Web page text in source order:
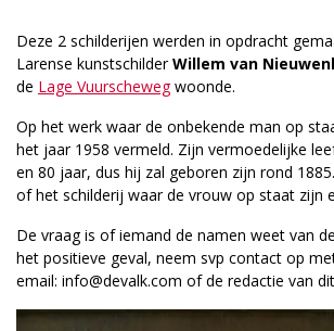
Deze 2 schilderijen werden in opdracht
Larense kunstschilderWillem van
de Lage Vuurschewegwoonde.
Op het werk waar de onbekende man op
het jaar 1958 vermeld. Zijn vermoedelijke
en 80 jaar, dus hij zal geboren zijn rond
of het schilderij waar de vrouw op staat zijn
De vraag is of iemand de namen weet van
het positieve geval, neem svp contact op
email: info@devalk.com of de redactie van